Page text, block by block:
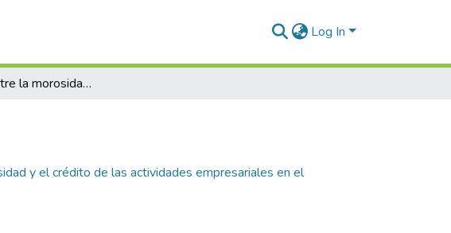
Log In
Relación entre la morosidad y el crédito de las actividades empresariales en el Departamento de Puno 2024
y el crédito de las actividades empresariales en el